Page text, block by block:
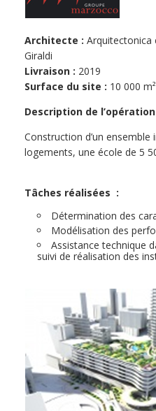
Architecte : Arquitectonica
Giraldi
Livraison : 2019
Surface du site : 10 000 m²
Description de
Construction d’un
logements, une école de 5
Tâches réalisées :
Détermination des
Modélisation des
Assistance technique
suivi de réalisation des